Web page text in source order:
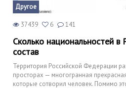
Другое
37439 6 141
Сколько национальностей в
состав
Территория Российской Федерации
просторах — многогранная
которые сотворил человек. Помимо